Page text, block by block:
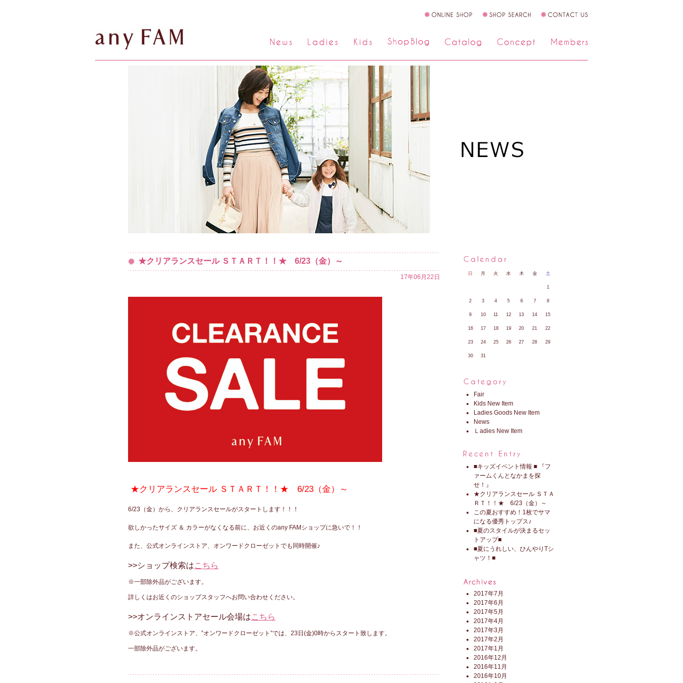
★クリアランスセール ＳＴＡＲＴ！！★ 6/23（金）～
17年06月22日
★クリアランスセール ＳＴＡＲＴ！！★ 6/23（金）～
6/23（金）から、クリアランスセールがスタートします！！！
欲しかったサイズ ＆ カラーがなくなる前に、お近くのany FAMショップに急いで！！
また、公式オンラインストア、オンワードクローゼットでも同時開催♪
>>ショップ検索はこちら
※一部除外品がございます。
詳しくはお近くのショップスタッフへお問い合わせください。
>>オンラインストアセール会場はこちら
※公式オンラインストア、”オンワードクローゼット”では、23日(金)0時からスタート致します。
一部除外品がございます。
日 月 火 水 木 金 土
1
2 3 4 5 6 7 8
9 10 11 12 13 14 15
16 17 18 19 20 21 22
23 24 25 26 27 28 29
30 31
Fair
Kids New Item
Ladies Goods New Item
News
Ｌadies New Item
■キッズイベント情報 ■ 『フ
ァームくんとなかまを探
せ！』
★クリアランスセール ＳＴＡ
ＲＴ！！★ 6/23（金）～
この夏おすすめ！1枚でサマ
になる優秀トップス♪
■夏のスタイルが決まるセッ
トアップ■
■夏にうれしい、ひんやりTシ
ャツ！■
2017年7月
2017年6月
2017年5月
2017年4月
2017年3月
2017年2月
2017年1月
2016年12月
2016年11月
2016年10月